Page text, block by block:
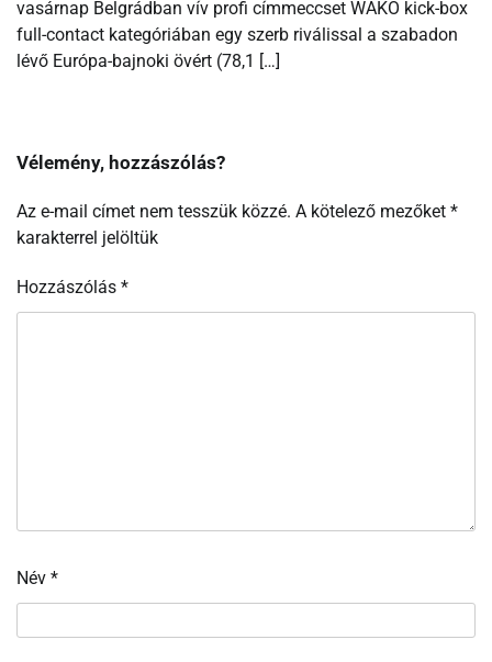
vasárnap Belgrádban vív profi címmeccset WAKO kick-box
full-contact kategóriában egy szerb riválissal a szabadon
lévő Európa-bajnoki övért (78,1 […]
Vélemény, hozzászólás?
Az e-mail címet nem tesszük közzé. A kötelező mezőket *
karakterrel jelöltük
Hozzászólás *
Név *